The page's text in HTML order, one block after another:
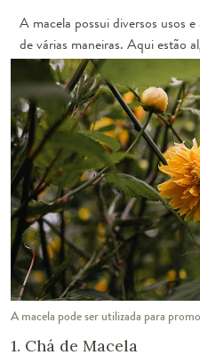
A macela possui diversos usos
de várias maneiras. Aqui estão
A macela pode ser utilizada para
1. Chá de Macela